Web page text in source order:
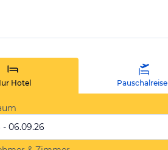
Hotel
- 06.09.26